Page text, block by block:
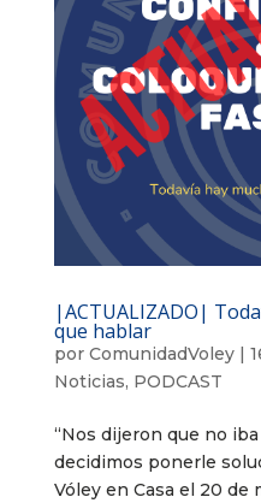
|ACTUALIZADO|
que hablar
por ComunidadVoley|
Noticias, PODCAST
“Nos dijeron que no
decidimos ponerle
Vóley en Casa el 20 de